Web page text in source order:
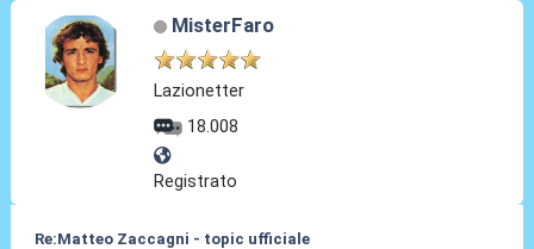
MisterFaro
Lazionetter
18.008
Registrato
Re:Matteo Zaccagni - topic ufficiale